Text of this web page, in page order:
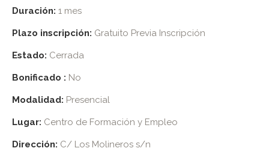
Duración: 1 mes
Plazo inscripción: Gratuito Previa Inscripción
Estado: Cerrada
Bonificado : No
Modalidad: Presencial
Lugar: Centro de Formación y Empleo
Dirección: C/ Los Molineros s/n